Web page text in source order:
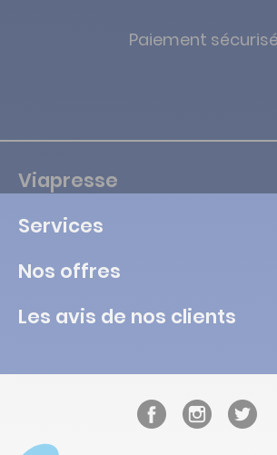
Paiement sécurisé
Viapresse
Services
Nos offres
Les avis de nos clients